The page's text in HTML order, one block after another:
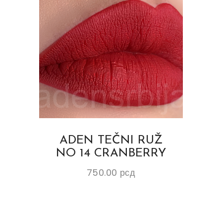
ADEN TEČNI RUŽ
NO 14 CRANBERRY
750.00 рсд